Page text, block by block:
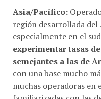
Asia/Pacífico:
región desarrollada del
especialmente en el
experimentar tasas
semejantes a las de
con una base mucho
muchas operadoras en